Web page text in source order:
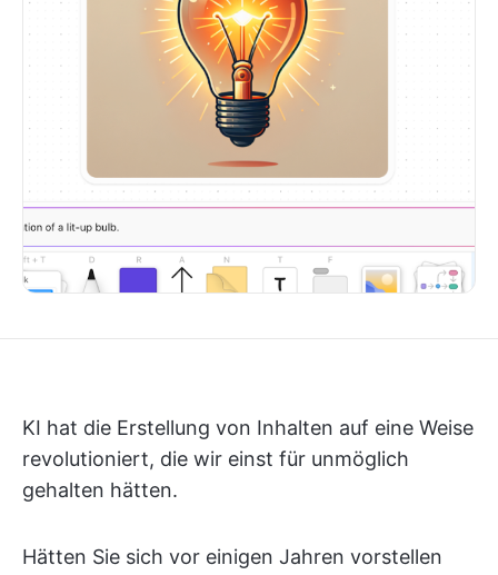
KI hat die Erstellung von Inhalten auf eine Weise
revolutioniert, die wir einst für unmöglich
gehalten hätten.
Hätten Sie sich vor einigen Jahren vorstellen